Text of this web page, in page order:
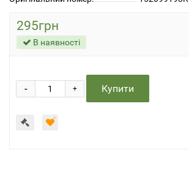
295грн
В наявності
+
- Купити